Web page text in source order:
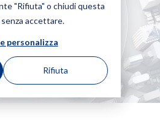
"Rifiuta" o chiudi questa
accettare.
personalizza
Rifiuta
è